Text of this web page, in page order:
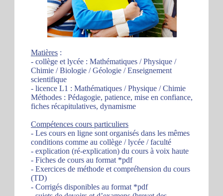
Matières :
- collège et lycée : Mathématiques / Physique /
Chimie / Biologie / Géologie / Enseignement
scientifique
- licence L1 : Mathématiques / Physique / Chimie
Méthodes : Pédagogie, patience, mise en confiance,
fiches récapitulatives, dynamisme
Compétences cours particuliers
- Les cours en ligne sont organisés dans les mêmes
conditions comme au collège / lycée / faculté
- explication (ré-explication) du cours à voix haute
- Fiches de cours au format *pdf
- Exercices de méthode et compréhension du cours
(TD)
- Corrigés disponibles au format *pdf